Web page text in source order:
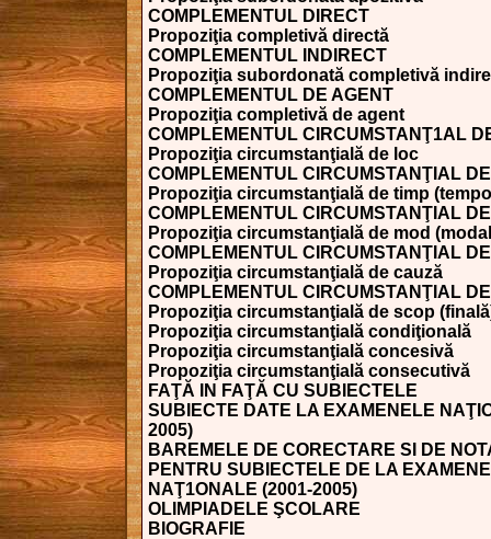
COMPLEMENTUL DIRECT
Propoziţia completivă directă
COMPLEMENTUL INDIRECT
Propoziţia subordonată completivă
COMPLEMENTUL DE AGENT
Propoziţia completivă de agent
COMPLEMENTUL CIRCUMSTANŢ1AL
Propoziţia circumstanţială de loc
COMPLEMENTUL CIRCUMSTANŢIAL
Propoziţia circumstanţială de timp
COMPLEMENTUL CIRCUMSTANŢIAL
Propoziţia circumstanţială de mod
COMPLEMENTUL CIRCUMSTANŢIAL
Propoziţia circumstanţială de cauză
COMPLEMENTUL CIRCUMSTANŢIAL
Propoziţia circumstanţială de scop
Propoziţia circumstanţială condiţională
Propoziţia circumstanţială concesivă
Propoziţia circumstanţială consecutivă
FAŢĂ IN FAŢĂ CU SUBIECTELE
SUBIECTE DATE LA EXAMENELE
2005)
BAREMELE DE CORECTARE SI DE
PENTRU SUBIECTELE DE LA
NAŢ1ONALE (2001-2005)
OLIMPIADELE ŞCOLARE
BIOGRAFIE